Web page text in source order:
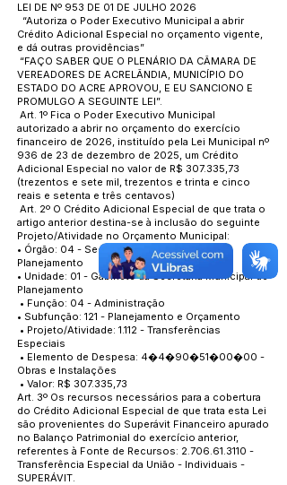
LEI DE Nº 953 DE 01 DE JULHO 2026
“Autoriza o Poder Executivo Municipal a abrir
Crédito Adicional Especial no orçamento vigente,
e dá outras providências”
“FAÇO SABER QUE O PLENÁRIO DA CÂMARA DE
VEREADORES DE ACRELÂNDIA, MUNICÍPIO DO
ESTADO DO ACRE APROVOU, E EU SANCIONO E
PROMULGO A SEGUINTE LEI”.
Art. 1º Fica o Poder Executivo Municipal
autorizado a abrir no orçamento do exercício
financeiro de 2026, instituído pela Lei Municipal nº
936 de 23 de dezembro de 2025, um Crédito
Adicional Especial no valor de R$ 307.335,73
(trezentos e sete mil, trezentos e trinta e cinco
reais e setenta e três centavos)
Art. 2º O Crédito Adicional Especial de que trata o
artigo anterior destina-se à inclusão do seguinte
Projeto/Atividade no Orçamento Municipal:
• Órgão: 04 - Secretaria Municipal de
Planejamento
• Unidade: 01 - Gabinete da Secretaria Municipal de
Planejamento
• Função: 04 - Administração
• Subfunção: 121 - Planejamento e Orçamento
• Projeto/Atividade: 1.112 - Transferências
Especiais
• Elemento de Despesa: 4�4�90�51�00�00 -
Obras e Instalações
• Valor: R$ 307.335,73
Art. 3º Os recursos necessários para a cobertura
do Crédito Adicional Especial de que trata esta Lei
são provenientes do Superávit Financeiro apurado
no Balanço Patrimonial do exercício anterior,
referentes à Fonte de Recursos: 2.706.61.3110 -
Transferência Especial da União - Individuais -
SUPERÁVIT.